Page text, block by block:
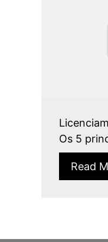
Os 5
Read